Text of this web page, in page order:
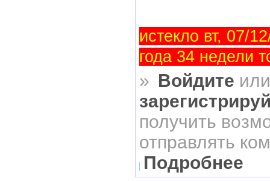
истекло вт, 07/
года 34 недели
» Войдите
получить
отправлять
Подробнее